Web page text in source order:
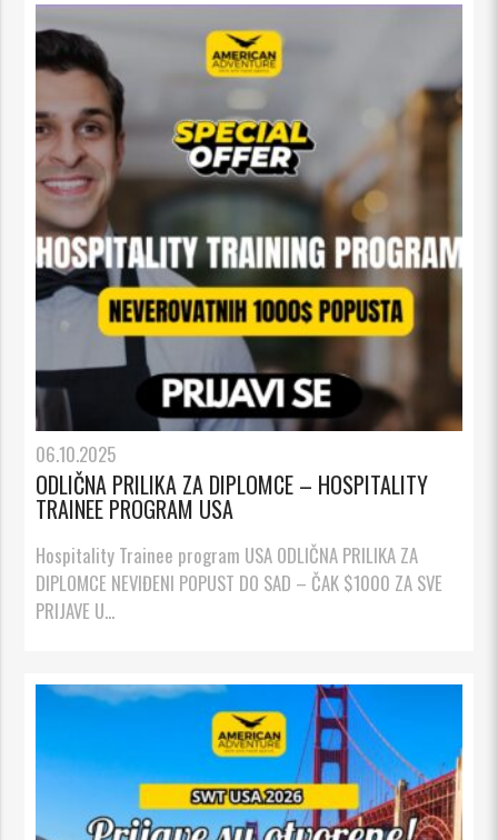
06.10.2025
ODLIČNA PRILIKA ZA DIPLOMCE – HOSPITALITY
TRAINEE PROGRAM USA
Hospitality Trainee program USA ODLIČNA PRILIKA ZA
DIPLOMCE NEVIĐENI POPUST DO SAD – ČAK $1000 ZA SVE
PRIJAVE U...